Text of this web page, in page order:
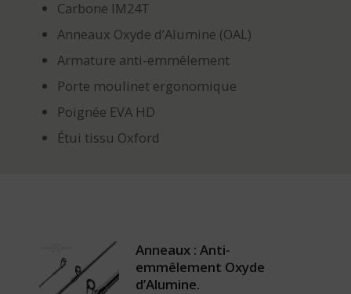
Carbone IM24T
Anneaux Oxyde d’Alumine (OAL)
Armature anti-emmêlement
Porte moulinet ergonomique
Poignée EVA HD
Étui tissu Oxford
Anneaux : Anti-
emmêlement Oxyde
d’Alumine.